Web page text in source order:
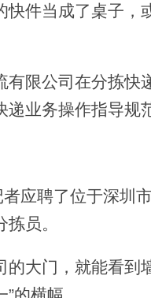
件当成了桌子，
限公司在分拣快
递业务操作指导规
聘了位于深圳
员。
大门，就能看到